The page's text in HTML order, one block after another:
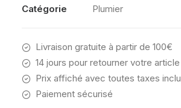
Catégorie Plumier
Livraison gratuite à partir de 100€
14 jours pour retourner votre article
Prix affiché avec toutes taxes
Paiement sécurisé